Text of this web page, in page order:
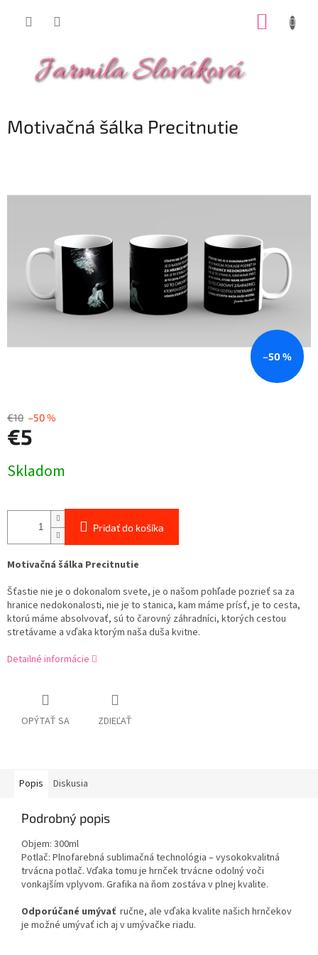
Motivačná šálka Precitnutie
–50 %
€10 –50 %
€5
cena:
Skladom
Pridať do košíka
Motivačná šálka Precitnutie
Šťastie nie je o dokonalom svete, je o našom pohľade pozrieť sa za
hranice nedokonalosti, nie je to stanica, kam máme prísť, je to cesta,
ktorú máme absolvovať, sú to čarovný záhradníci, ktorých cestou
stretávame a vďaka ktorým naša duša kvitne.
Detailné informácie
OPÝTAŤ SA ZDIEĽAŤ
Popis Diskusia
Podrobný popis
Objem: 300ml
Potlač: Plnofarebná sublimačná technológia – vysokokvalitná
trvácna potlač. Vďaka tomu je hrnček trvácne odolný voči
vonkajším vplyvom. Grafika na ňom zostáva v plnej kvalite.
Odporúčané umývať ručne, ale vďaka kvalite našich hrnčekov
je možné umývať ich aj v umývačke riadu.